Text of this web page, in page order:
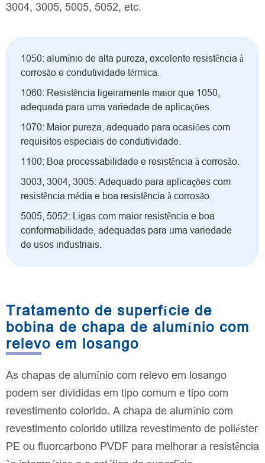
3004, 3005, 5005, 5052, etc.
1050: alumínio de alta pureza, excelente resistência à
corrosão e condutividade térmica.
1060: Resistência ligeiramente maior que 1050,
adequada para uma variedade de aplicações.
1070: Maior pureza, adequado para ocasiões com
requisitos especiais de condutividade.
1100: Boa processabilidade e resistência à corrosão.
3003, 3004, 3005: Adequado para aplicações com
resistência média e boa resistência à corrosão.
5005, 5052: Ligas com maior resistência e boa
conformabilidade, adequadas para uma variedade
de usos industriais.
Tratamento de superfície de
bobina de chapa de alumínio com
relevo em losango
As chapas de alumínio com relevo em losango
podem ser divididas em tipo comum e tipo com
revestimento colorido. A chapa de alumínio com
revestimento colorido utiliza revestimento de poliéster
PE ou fluorcarbono PVDF para melhorar a resistência